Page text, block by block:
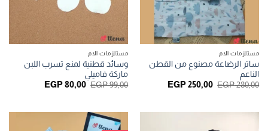
مستلزمات الام
ساتر الرضاعة مصنوع من القطن
الناعم
EGP280,00
السعر
EGP 250,00
مستلزمات الام
وسائد قطنية لمنع تسرب اللبن
ماركة فاميلي
EGP99,00
السعر EGP 80,00